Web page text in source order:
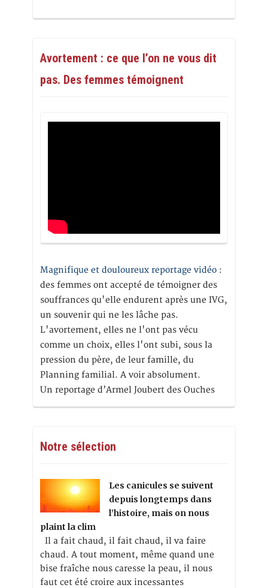
Avortement : ce que l’on ne vous dit
pas. Des femmes témoignent
Magnifique et douloureux reportage vidéo :
des femmes ont accepté de témoigner des
souffrances qu'elle endurent après une IVG,
un souvenir qui ne les lâche pas.
L'avortement, elles ne l'ont pas vécu
comme un choix, elles l'ont subi, sous la
pression du père, de leur famille, du
Planning familial. A voir absolument.
Un reportage d’Armel Joubert des Ouches
Notre sélection
Les canicules se suivent
depuis longtemps dans
l’histoire, mais on nous
plaint la clim
Il a fait chaud, il fait chaud, il va faire
chaud. A tout moment, même quand une
bise fraîche nous caresse la peau, il nous
faut cet été croire aux incessantes